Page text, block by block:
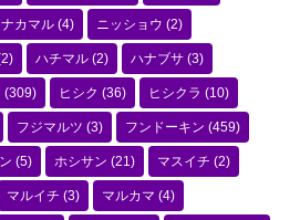
ナカマル (4) ニッショウ (2)
ハチマル (2) ハナブサ (3)
(309) ヒシク (36) ヒシクラ (10)
フジマルツ (3) フンドーキン (459)
(5) ホシサン (21) マスイチ (2)
マルイチ (3) マルカマ (4)